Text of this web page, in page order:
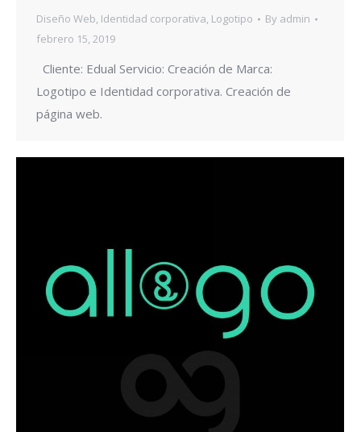
Diseño Web, Identidad corporativa, Logotipo By admin
febrero 15, 2019
Cliente: Edual Servicio: Creación de Marca:
Logotipo e Identidad corporativa. Creación de
página web.